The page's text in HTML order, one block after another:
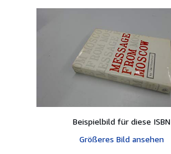
Beispielbild für diese ISBN
Größeres Bild ansehen